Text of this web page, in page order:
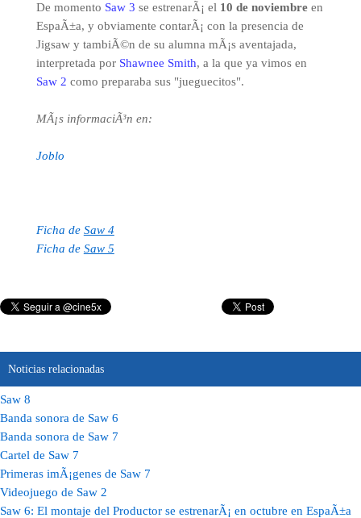
De momento Saw 3 se estrenarÃ¡ el 10 de noviembreen
EspaÃ±a, y obviamente contarÃ¡ con la presencia de
Jigsaw y tambiÃ©n de su alumna mÃ¡s aventajada,
interpretada por Shawnee Smith, a la que ya vimos en
Saw 2 como preparaba sus "jueguecitos".
MÃ¡s informaciÃ³n en:
Joblo
Ficha de Saw 4
Ficha de Saw 5
Noticias relacionadas
Saw 8
Banda sonora de Saw 6
Banda sonora de Saw 7
Cartel de Saw 7
Primeras imÃ¡genes de Saw 7
Videojuego de Saw 2
Saw 6: El montaje del Productor se estrenarÃ¡ en octubre en EspaÃ±a